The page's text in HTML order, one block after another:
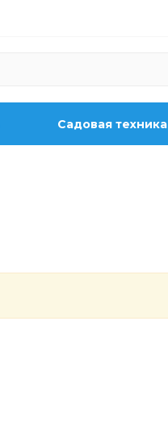
Садовая техника